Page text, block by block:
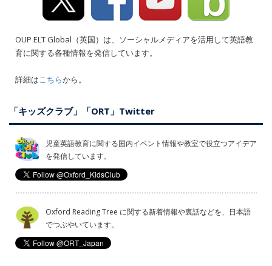
OUP ELT Global（英国）は、ソーシャルメディアを活用して英語教
育に関する各種情報を発信しています。
詳細はこちらから。
「キッズクラブ」「ORT」Twitter
児童英語教育に関する国内イベント情報や教室で役立つアイデア
を発信しています。
Oxford Reading Tree に関する新着情報や裏話などを、日本語
でつぶやいています。